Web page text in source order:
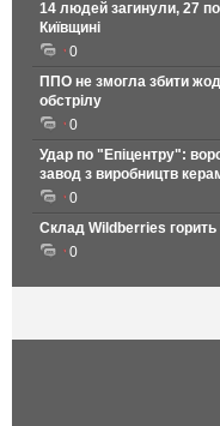
14 людей загинули, 27
Київщині
0
ППО не змогла збити
обстрілу
0
Удар по "Епіцентру":
завод з виробництв
0
Склад Wildberries горить
0